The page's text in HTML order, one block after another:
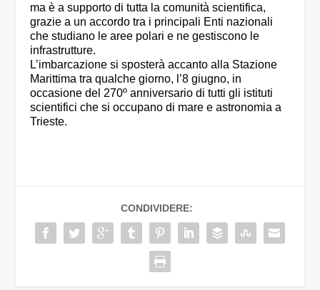
ma è a supporto di tutta la comunità scientifica,
grazie a un accordo tra i principali Enti nazionali
che studiano le aree polari e ne gestiscono le
infrastrutture.
L’imbarcazione si sposterà accanto alla Stazione
Marittima tra qualche giorno, l’8 giugno, in
occasione del 270º anniversario di tutti gli istituti
scientifici che si occupano di mare e astronomia a
Trieste.
CONDIVIDERE: